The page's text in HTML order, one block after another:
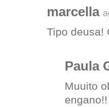
marcella
Tipo deusa!
Paula
Muuito
engano!!